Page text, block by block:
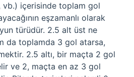
vb.) içerisinde toplam gol
eşzamanlı olarak
türüdür. 2.5 alt üst ne
da toplamda 3 gol atarsa,
2.5 altı, bir maçta 2 gol
ve 2, maçta en az 3 gol